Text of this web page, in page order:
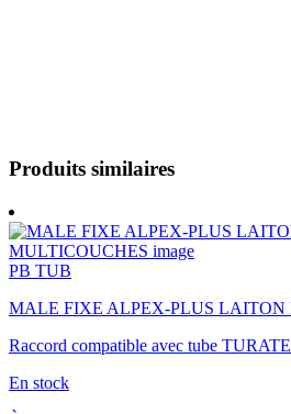
Produits similaires
PB TUB
MALE FIXE ALPEX-PLUS LAITON
Raccord compatible avec tube
En stock